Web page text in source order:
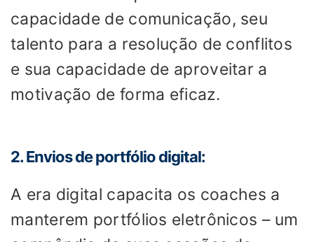
capacidade de comunicação, seu
talento para a resolução de conflitos
e sua capacidade de aproveitar a
motivação de forma eficaz.
2. Envios de portfólio digital:
A era digital capacita os coaches a
manterem portfólios eletrônicos – um